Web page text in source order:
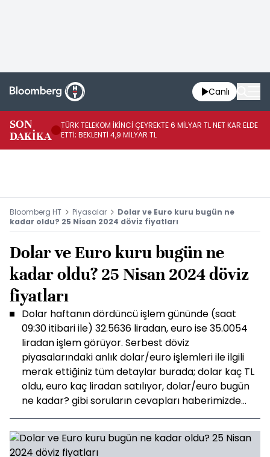
Canlı
SON
DAKİKA
TÜRK TELEKOM İKİNCİ ÇEYREKTE 6 MİLYAR TL NET KAR ELDE
ETTİ; BEKLENTİ 4,9 MİLYAR TL
Bloomberg HT Piyasalar
Dolar ve Euro kuru bugün ne
kadar oldu? 25 Nisan 2024 döviz fiyatları
Dolar ve Euro kuru bugün ne
kadar oldu? 25 Nisan 2024 döviz
fiyatları
Dolar haftanın dördüncü işlem gününde (saat
09:30 itibari ile) 32.5636 liradan, euro ise 35.0054
liradan işlem görüyor. Serbest döviz
piyasalarındaki anlık dolar/euro işlemleri ile ilgili
merak ettiğiniz tüm detaylar burada; dolar kaç TL
oldu, euro kaç liradan satılıyor, dolar/euro bugün
ne kadar? gibi soruların cevapları haberimizde...